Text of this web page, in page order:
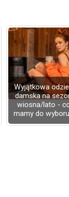
Wyjątkowa
damska na
wiosna/lato -
mamy do